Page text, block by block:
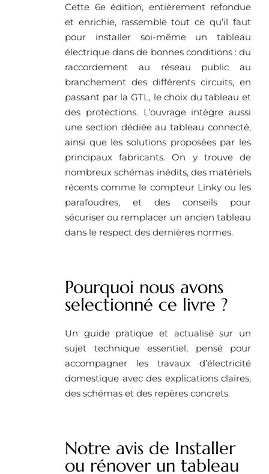
Cette 6e édition, entièrement refondue
et enrichie, rassemble tout ce qu’il faut
pour installer soi-même un tableau
électrique dans de bonnes conditions : du
raccordement au réseau public au
branchement des différents circuits, en
passant par la GTL, le choix du tableau et
des protections. L’ouvrage intègre aussi
une section dédiée au tableau connecté,
ainsi que les solutions proposées par les
principaux fabricants. On y trouve de
nombreux schémas inédits, des matériels
récents comme le compteur Linky ou les
parafoudres, et des conseils pour
sécuriser ou remplacer un ancien tableau
dans le respect des dernières normes.
Pourquoi nous avons
selectionné ce livre ?
Un guide pratique et actualisé sur un
sujet technique essentiel, pensé pour
accompagner les travaux d’électricité
domestique avec des explications claires,
des schémas et des repères concrets.
Notre avis de Installer
ou rénover un tableau